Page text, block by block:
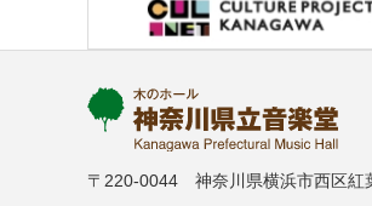
〒220-0044 神奈川県横浜市西区紅